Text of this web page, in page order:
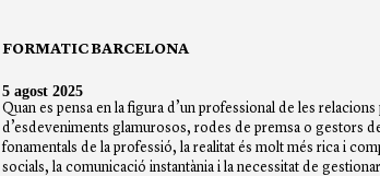
FORMATIC BARCELONA
5 agost 2025
Quan es pensa en la figura d’un professional de les
d’esdeveniments glamurosos, rodes de premsa o gestors
fonamentals de la professió, la realitat és molt més rica i
socials, la comunicació instantània i la necessitat de